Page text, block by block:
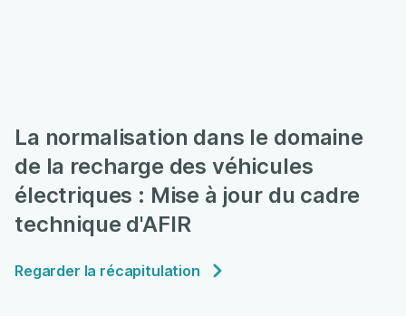
La normalisation dans le domaine
de la recharge des véhicules
électriques : Mise à jour du cadre
technique d'AFIR
Regarder la récapitulation